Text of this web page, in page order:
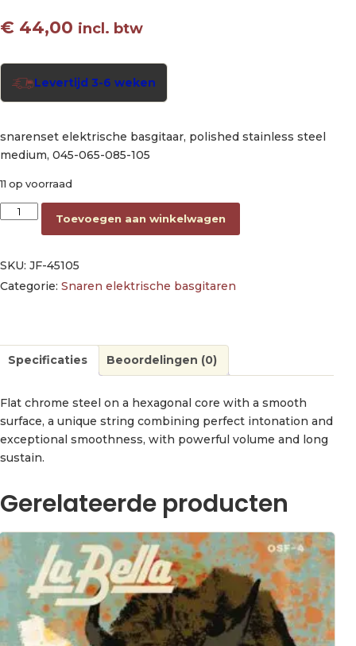
€ 44,00 incl. btw
Levertijd 3-6 weken
snarenset elektrische basgitaar, polished stainless steel
medium, 045-065-085-105
11 op voorraad
string set electric bass, polished stainless steel medium,
Toevoegen aan winkelwagen
SKU: JF-45105
Categorie: Snaren elektrische basgitaren
Specificaties Beoordelingen (0)
Flat chrome steel on a hexagonal core with a smooth
surface, a unique string combining perfect intonation and
exceptional smoothness, with powerful volume and long
sustain.
Gerelateerde producten